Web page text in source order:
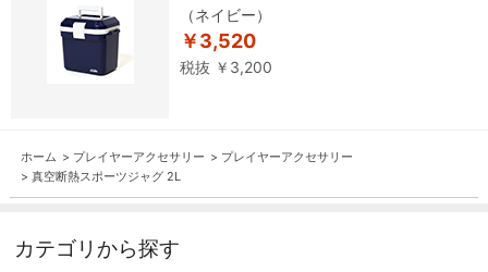
（ネイビー）
￥3,520
税抜 ￥3,200
ホーム > プレイヤーアクセサリー > プレイヤーアクセサリー
> 真空断熱スポーツジャグ 2L
カテゴリから探す